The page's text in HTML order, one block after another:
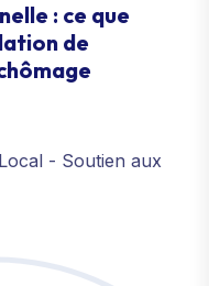
: ce que
de
- Soutien aux